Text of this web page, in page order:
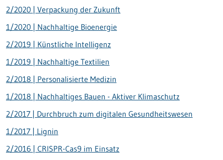
2/2020 | Verpackung der Zukunft
1/2020 | Nachhaltige Bioenergie
2/2019 | Künstliche Intelligenz
1/2019 | Nachhaltige Textilien
2/2018 | Personalisierte Medizin
1/2018 | Nachhaltiges Bauen - Aktiver Klimaschutz
2/2017 | Durchbruch zum digitalen Gesundheitswesen
1/2017 | Lignin
2/2016 | CRISPR-Cas9 im Einsatz